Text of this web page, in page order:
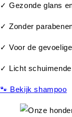
✓ Gezonde glans
✓ Zonder
✓ Voor de
✓ Licht
🐾 Bekijk shampoo